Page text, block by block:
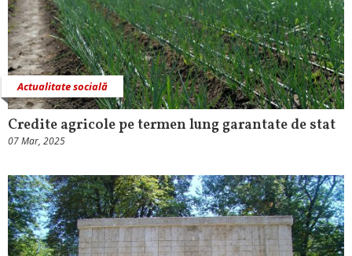
Actualitate socială
Credite agricole pe termen lung garantate de stat
07 Mar, 2025